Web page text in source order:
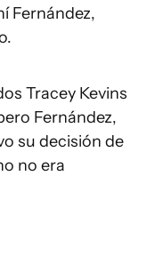
Fernández,
Tracey Kevins
Fernández,
su decisión de
no era